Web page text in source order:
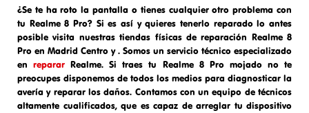
¿Se te ha roto la pantalla o tienes cualquier otro problema con
tu Realme 8 Pro? Si es así y quieres tenerlo reparado lo antes
posible visita nuestras tiendas físicas dereparación Realme 8
Pro en Madrid Centro y. Somos un servicio técnico especializado
enreparar Realme. Si traes tu Realme 8 Pro mojado no te
preocupes disponemos de todos los medios para diagnosticar la
avería y reparar los daños. Contamos con un equipo de técnicos
altamente cualificados, que es capaz de arreglar tu dispositivo